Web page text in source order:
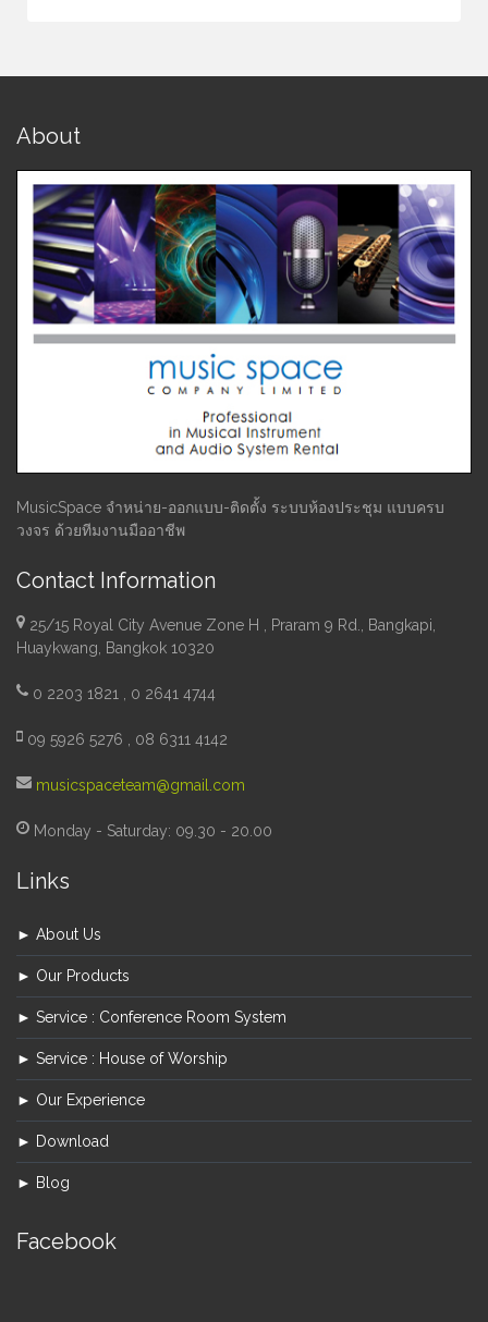
About
MusicSpace จำหน่าย-ออกแบบ-ติดตั้ง ระบบห้องประชุม แบบครบ
วงจร ด้วยทีมงานมืออาชีพ
Contact Information
25/15 Royal City Avenue Zone H , Praram 9 Rd., Bangkapi,
Huaykwang, Bangkok 10320
0 2203 1821 , 0 2641 4744
09 5926 5276 , 08 6311 4142
musicspaceteam@gmail.com
Monday - Saturday: 09.30 - 20.00
Links
► About Us
► Our Products
► Service : Conference Room System
► Service : House of Worship
► Our Experience
► Download
► Blog
Facebook